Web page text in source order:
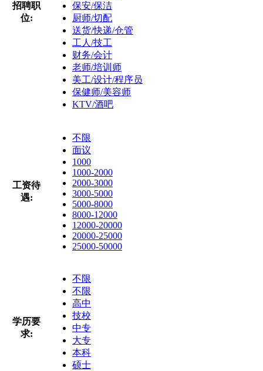
招聘职
位:
保安/保洁
厨师/切配
送货/快递/仓管
工人/技工
财务/会计
老师/培训师
美工/设计/程序员
保健师/美容师
KTV/酒吧
工资待
遇:
不限
面议
1000
1000-2000
2000-3000
3000-5000
5000-8000
8000-12000
12000-20000
20000-25000
25000-50000
学历要
求:
不限
不限
高中
技校
中专
大专
本科
硕士